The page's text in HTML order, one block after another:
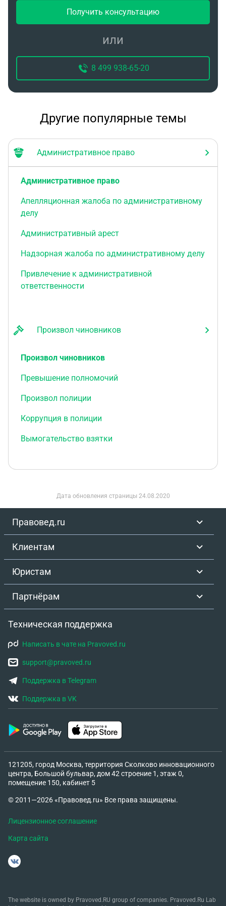
Получить консультацию
или
8 499 938-65-20
Другие популярные темы
Административное право
Административное право
Апелляционная жалоба по административному
делу
Административный арест
Надзорная жалоба по административному делу
Привлечение к административной
ответственности
Произвол чиновников
Произвол чиновников
Превышение полномочий
Произвол полиции
Коррупция в полиции
Вымогательство взятки
Дата обновления страницы 24.08.2020
Правовед.ru
Клиентам
Юристам
Партнёрам
Техническая поддержка
Написать в чате на Pravoved.ru
support@pravoved.ru
Поддержка в Telegram
Поддержка в VK
121205, город Москва, территория Сколково инновационного
центра, Большой бульвар, дом 42 строение 1, этаж 0,
помещение 150, кабинет 5
© 2011—2026 «Правовед.ru» Все права защищены.
Лицензионное соглашение
Карта сайта
The website is owned by Pravoved.RU group of companies. Pravoved.Ru Lab